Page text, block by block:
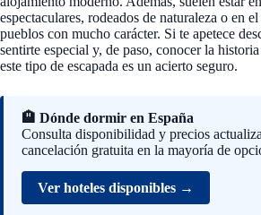
espectaculares, rodeados de naturaleza o en
pueblos con mucho carácter. Si te apetece
sentirte especial y, de paso, conocer la
este tipo de escapada es un acierto seguro.
🏨 Dónde dormir en España
Consulta disponibilidad y precios
cancelación gratuita en la mayoría de
Ver hoteles disponibles →